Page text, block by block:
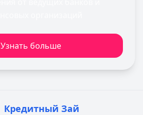
Узнать больше
Кредитный Зай